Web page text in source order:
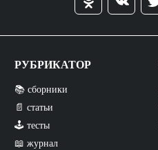
РУБРИКАТОР
📚 сборники
📄 статьи
🕹️ тесты
📖 журнал